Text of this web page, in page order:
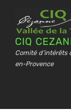
CIQ
Comité d’intérêts
en-Provence